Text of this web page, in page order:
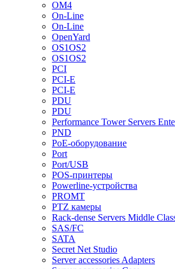
OM4
On-Line
On-Line
OpenYard
OS1OS2
OS1OS2
PCI
PCI-E
PCI-E
PDU
PDU
Performance Tower Servers
PND
PoE-оборудование
Port
Port/USB
POS-принтеры
Powerline-устройства
PROMT
PTZ камеры
Rack-dense Servers Middle
SAS/FC
SATA
Secret Net Studio
Server accessories Adapters